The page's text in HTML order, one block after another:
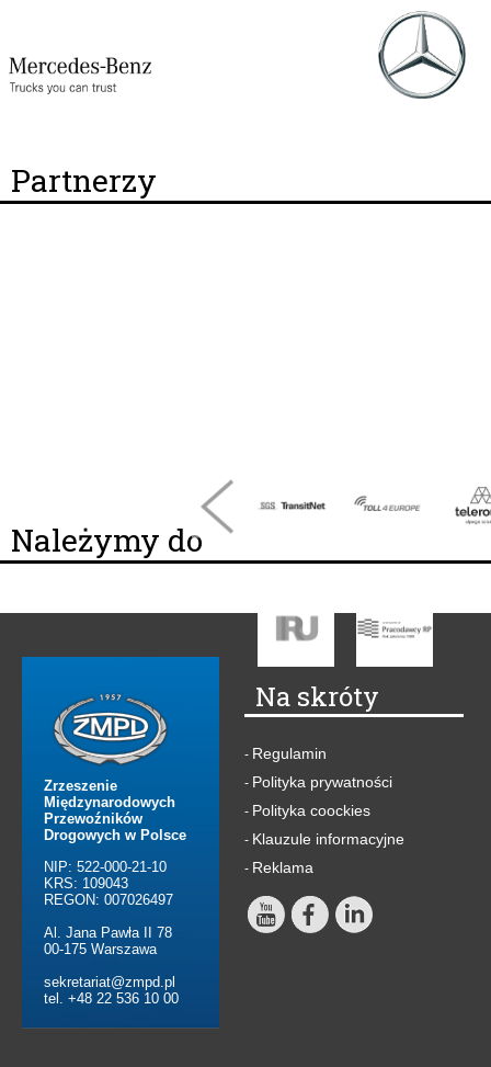
Partnerzy
Należymy do
Zrzeszenie
Międzynarodowych
Przewoźników
Drogowych w Polsce
NIP: 522-000-21-10
KRS: 109043
REGON: 007026497
Al. Jana Pawła II 78
00-175 Warszawa
sekretariat@zmpd.pl
tel. +48 22 536 10 00
Na skróty
- Regulamin
- Polityka prywatności
- Polityka coockies
- Klauzule informacyjne
- Reklama